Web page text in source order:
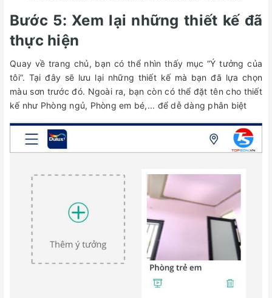
Bước 5: Xem lại những thiết kế đã
thực hiện
Quay về trang chủ, bạn có thể nhìn thấy mục “Ý tưởng của
tôi”. Tại đây sẽ lưu lại những thiết kế mà bạn đã lựa chọn
màu sơn trước đó. Ngoài ra, bạn còn có thể đặt tên cho thiết
kế như Phòng ngủ, Phòng em bé,... để dễ dàng phân biệt